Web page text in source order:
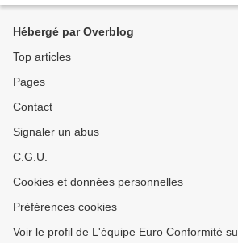
Hébergé par Overblog
Top articles
Pages
Contact
Signaler un abus
C.G.U.
Cookies et données personnelles
Préférences cookies
Voir le profil de L'équipe Euro Conformité